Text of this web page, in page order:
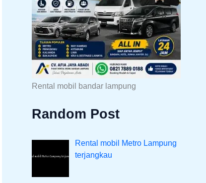
Rental mobil bandar lampung
Random Post
Rental mobil Metro Lampung
terjangkau